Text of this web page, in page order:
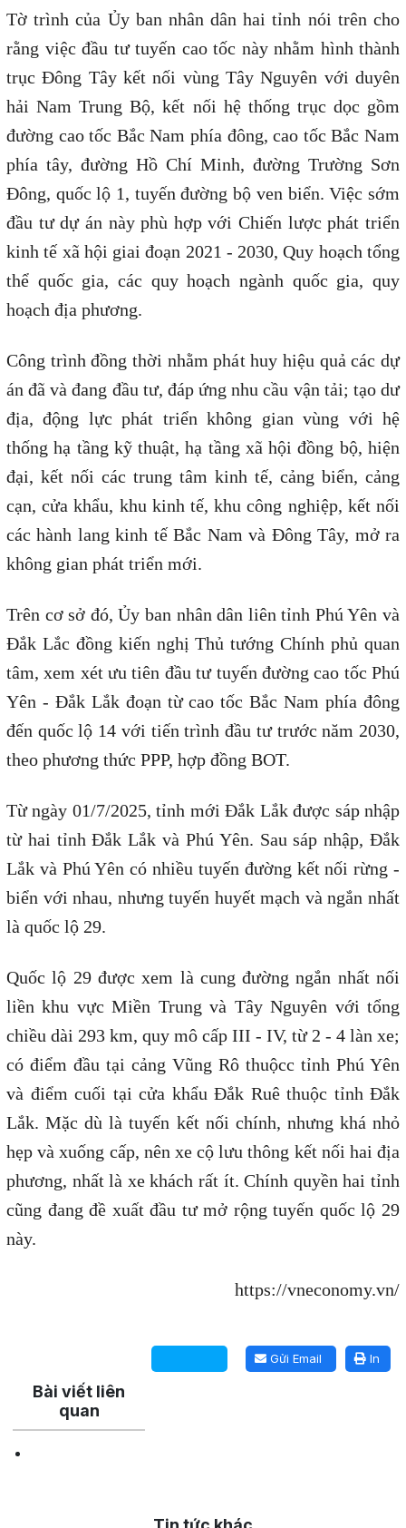
Tờ trình của Ủy ban nhân dân hai tỉnh nói trên cho
rằng việc đầu tư tuyến cao tốc này nhằm hình thành
trục Đông Tây kết nối vùng Tây Nguyên với duyên
hải Nam Trung Bộ, kết nối hệ thống trục dọc gồm
đường cao tốc Bắc Nam phía đông, cao tốc Bắc Nam
phía tây, đường Hồ Chí Minh, đường Trường Sơn
Đông, quốc lộ 1, tuyến đường bộ ven biển. Việc sớm
đầu tư dự án này phù hợp với Chiến lược phát triển
kinh tế xã hội giai đoạn 2021 - 2030, Quy hoạch tổng
thể quốc gia, các quy hoạch ngành quốc gia, quy
hoạch địa phương.
Công trình đồng thời nhằm phát huy hiệu quả các dự
án đã và đang đầu tư, đáp ứng nhu cầu vận tải; tạo dư
địa, động lực phát triển không gian vùng với hệ
thống hạ tầng kỹ thuật, hạ tầng xã hội đồng bộ, hiện
đại, kết nối các trung tâm kinh tế, cảng biển, cảng
cạn, cửa khẩu, khu kinh tế, khu công nghiệp, kết nối
các hành lang kinh tế Bắc Nam và Đông Tây, mở ra
không gian phát triển mới.
Trên cơ sở đó, Ủy ban nhân dân liên tỉnh Phú Yên và
Đắk Lắc đồng kiến nghị Thủ tướng Chính phủ quan
tâm, xem xét ưu tiên đầu tư tuyến đường cao tốc Phú
Yên - Đắk Lắk đoạn từ cao tốc Bắc Nam phía đông
đến quốc lộ 14 với tiến trình đầu tư trước năm 2030,
theo phương thức PPP, hợp đồng BOT.
Từ ngày 01/7/2025, tỉnh mới Đắk Lắk được sáp nhập
từ hai tỉnh Đắk Lắk và Phú Yên. Sau sáp nhập, Đắk
Lắk và Phú Yên có nhiều tuyến đường kết nối rừng -
biển với nhau, nhưng tuyến huyết mạch và ngắn nhất
là quốc lộ 29.
Quốc lộ 29 được xem là cung đường ngắn nhất nối
liền khu vực Miền Trung và Tây Nguyên với tổng
chiều dài 293 km, quy mô cấp III - IV, từ 2 - 4 làn xe;
có điểm đầu tại cảng Vũng Rô thuộcc tỉnh Phú Yên
và điểm cuối tại cửa khẩu Đắk Ruê thuộc tỉnh Đắk
Lắk. Mặc dù là tuyến kết nối chính, nhưng khá nhỏ
hẹp và xuống cấp, nên xe cộ lưu thông kết nối hai địa
phương, nhất là xe khách rất ít. Chính quyền hai tỉnh
cũng đang đề xuất đầu tư mở rộng tuyến quốc lộ 29
này.
https://vneconomy.vn/
In
Gửi Email
Bài viết liên
quan